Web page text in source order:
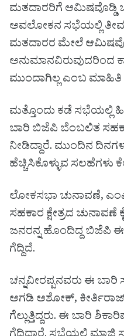
ಮತದಾರರಿಗೆ ಆಮಿಷವೊಡ್ಡಿ
ಅವಲೋಕನ ಸಭೆಯಲ್ಲಿ
ಮತದಾರರ ಮೇಲೆ
ಅನುಮಾನವಿರುವುದರಿಂದ
ಮುಂದಾಗಿಲ್ಲ ಎಂಬ
ಮತ್ತೊಂದು ಕಡೆ ಸಭೆಯಲ್ಲಿ
ಬಾರಿ ಬಿಜೆಪಿ ಬೆಂಬಲಿತ
ನೀಡಿದ್ದಾರೆ. ಮುಂದಿನ
ಹೆಚ್ಚಿಸಿಕೊಳ್ಳುವ ಸಲಹೆಗಳು
ಲೋಕಸಭಾ ಚುನಾವಣೆ,
ಸಹಕಾರ ಕ್ಷೇತ್ರದ
ಜನರನ್ನ ಹೊಂದಿದ್ದ ಬಿಜೆಪಿ ಈ
ಗೆದ್ದಿದೆ.
ಚನ್ನವೀರಪ್ಪನವರು ಈ ಬಾರಿ
ಅಗಡಿ ಅಶೋಕ್,
ಗೆಲ್ಲುತ್ತಿದ್ದರು. ಈ ಬಾರಿ